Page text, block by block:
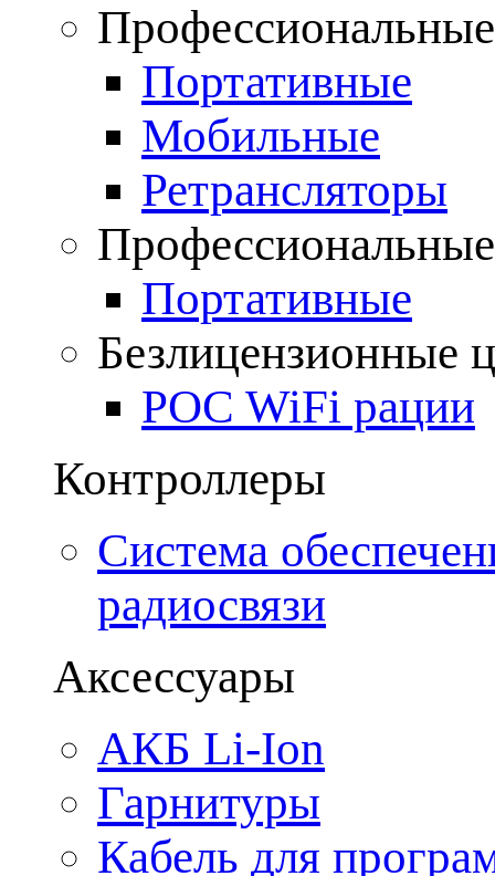
Портативные
Мобильные
Ретрансляторы
Портативные
Безлицензионные
POC WiFi рации
Контроллеры
Система
радиосвязи
Аксессуары
АКБ Li-Ion
Гарнитуры
Кабель для